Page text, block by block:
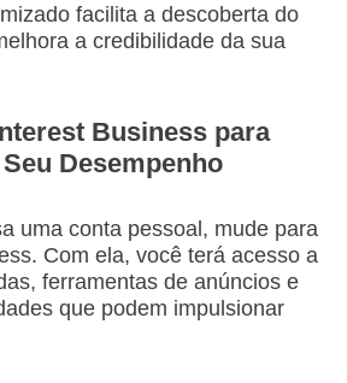
facilita a descoberta do
a credibilidade da sua
Business para
Desempenho
uma conta pessoal, mude para
Com ela, você terá acesso a
ferramentas de anúncios e
que podem impulsionar